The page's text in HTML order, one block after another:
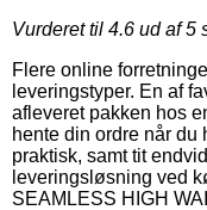
Vurderet til 4.6 ud af 5
Flere online
leveringstyper. En af
afleveret pakken hos
hente din ordre når du
praktisk, samt tit
leveringsløsning ved
SEAMLESS HIGH